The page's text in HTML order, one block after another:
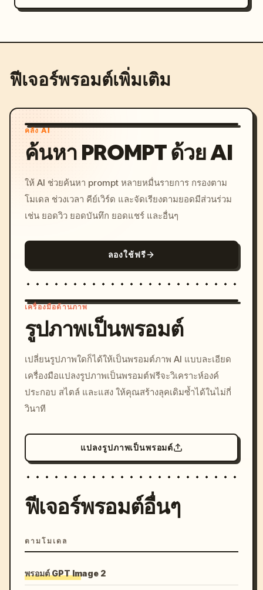
ฟีเจอร์พรอมต์เพิ่มเติม
คลัง AI
ค้นหา PROMPT ด้วย AI
ให้ AI ช่วยค้นหา prompt หลายหมื่นรายการ กรองตาม
โมเดล ช่วงเวลา คีย์เวิร์ด และจัดเรียงตามยอดมีส่วนร่วม
เช่น ยอดวิว ยอดบันทึก ยอดแชร์ และอื่นๆ
ลองใช้ฟรี
c, cyberpunk sunset, neon
colors, 8k --v 6.0
เครื่องมือด้านภาพ
รูปภาพเป็นพรอมต์
เปลี่ยนรูปภาพใดก็ได้ให้เป็นพรอมต์ภาพ AI แบบละเอียด
เครื่องมือแปลงรูปภาพเป็นพรอมต์ฟรีจะวิเคราะห์องค์
ประกอบ สไตล์ และแสง ให้คุณสร้างลุคเดิมซ้ำได้ในไม่กี่
วินาที
แปลงรูปภาพเป็นพรอมต์
ฟีเจอร์พรอมต์อื่นๆ
ตามโมเดล
พรอมต์ GPT Image 2